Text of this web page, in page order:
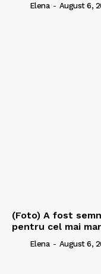
Elena - August 6,
(Foto) A fost
pentru cel mai
Elena - August 6,